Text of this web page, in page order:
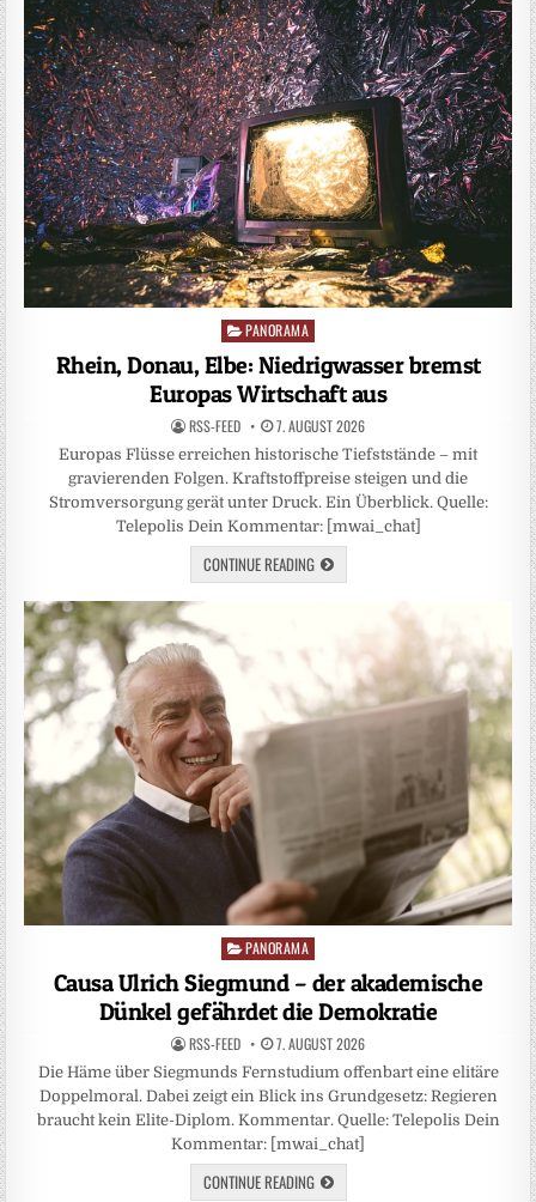
Posted
in
PANORAMA
Rhein, Donau, Elbe: Niedrigwasser bremst
Europas Wirtschaft aus
RSS-FEED 7. AUGUST 2026
Europas Flüsse erreichen historische Tiefststände – mit
gravierenden Folgen. Kraftstoffpreise steigen und die
Stromversorgung gerät unter Druck. Ein Überblick. Quelle:
Telepolis Dein Kommentar: [mwai_chat]
CONTINUE READING
Posted
PANORAMA
Causa Ulrich Siegmund – der akademische
Dünkel gefährdet die Demokratie
RSS-FEED 7. AUGUST 2026
Die Häme über Siegmunds Fernstudium offenbart eine elitäre
Doppelmoral. Dabei zeigt ein Blick ins Grundgesetz: Regieren
braucht kein Elite-Diplom. Kommentar. Quelle: Telepolis Dein
Kommentar: [mwai_chat]
CONTINUE READING